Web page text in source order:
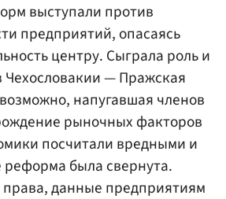
выступали против
предприятий, опасаясь
центру. Сыграла роль и
Чехословакии — Пражская
напугавшая членов
рыночных факторов
посчитали вредными и
была свернута.
данные предприятиям